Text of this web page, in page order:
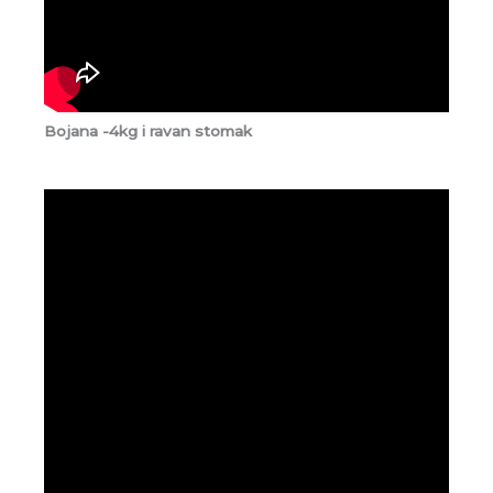
Bojana -4kg i ravan stomak